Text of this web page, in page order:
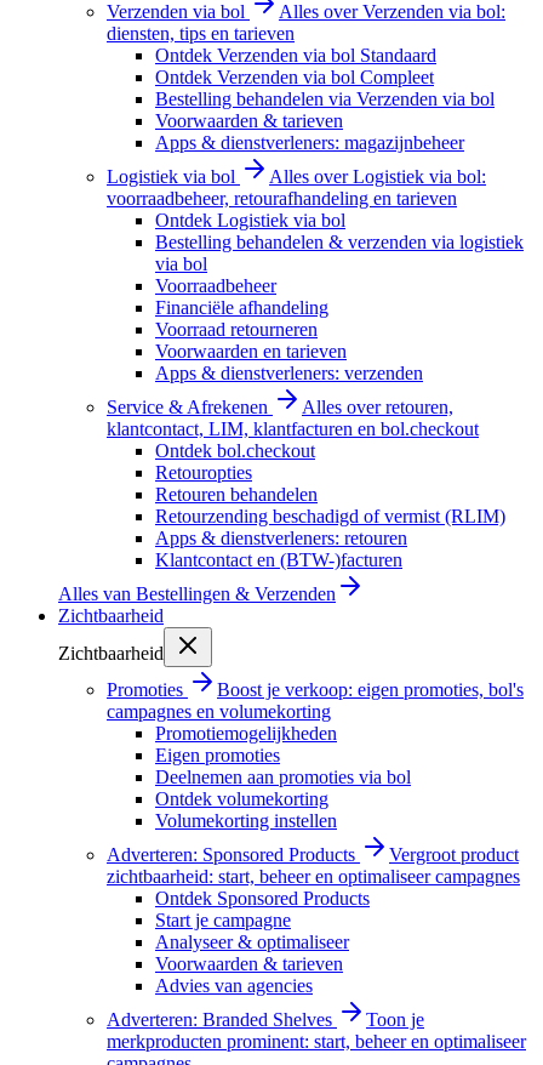
Verzenden via bol
Alles over Verzenden via bol:
diensten, tips en tarieven
Ontdek Verzenden via bol Standaard
Ontdek Verzenden via bol Compleet
Bestelling behandelen via Verzenden via bol
Voorwaarden & tarieven
Apps & dienstverleners: magazijnbeheer
Logistiek via bol
Alles over Logistiek via bol:
voorraadbeheer, retourafhandeling en tarieven
Ontdek Logistiek via bol
Bestelling behandelen & verzenden via logistiek
via bol
Voorraadbeheer
Financiële afhandeling
Voorraad retourneren
Voorwaarden en tarieven
Apps & dienstverleners: verzenden
Service & Afrekenen
Alles over retouren,
klantcontact, LIM, klantfacturen en bol.checkout
Ontdek bol.checkout
Retouropties
Retouren behandelen
Retourzending beschadigd of vermist (RLIM)
Apps & dienstverleners: retouren
Klantcontact en (BTW-)facturen
Alles van Bestellingen & Verzenden
Zichtbaarheid
Zichtbaarheid
Promoties
Boost je verkoop: eigen promoties, bol's
campagnes en volumekorting
Promotiemogelijkheden
Eigen promoties
Deelnemen aan promoties via bol
Ontdek volumekorting
Volumekorting instellen
Adverteren: Sponsored Products
Vergroot product
zichtbaarheid: start, beheer en optimaliseer campagnes
Ontdek Sponsored Products
Start je campagne
Analyseer & optimaliseer
Voorwaarden & tarieven
Advies van agencies
Adverteren: Branded Shelves
Toon je
merkproducten prominent: start, beheer en optimaliseer